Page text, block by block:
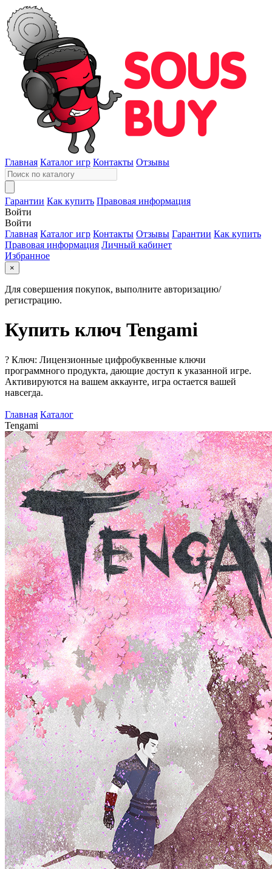
Главная Каталог игр Контакты Отзывы
Гарантии Как купить Правовая информация
Войти
Войти
Главная Каталог игр Контакты Отзывы Гарантии Как купить
Правовая информация Личный кабинет
Избранное
×
Для совершения покупок, выполните авторизацию/
регистрацию.
Купить ключ Tengami
? Ключ: Лицензионные цифробуквенные ключи
программного продукта, дающие доступ к указанной игре.
Активируются на вашем аккаунте, игра остается вашей
навсегда.
Главная Каталог
Tengami